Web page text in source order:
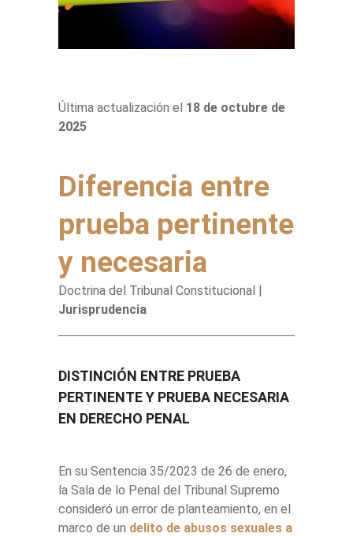
Última actualización el 18 de octubre de
2025
Diferencia entre
prueba pertinente
y necesaria
Doctrina del Tribunal Constitucional |
Jurisprudencia
DISTINCIÓN ENTRE PRUEBA
PERTINENTE Y PRUEBA NECESARIA
EN DERECHO PENAL
En su Sentencia 35/2023 de 26 de enero,
la Sala de lo Penal del Tribunal Supremo
consideró un error de planteamiento, en el
marco de un delito de abusos sexuales a